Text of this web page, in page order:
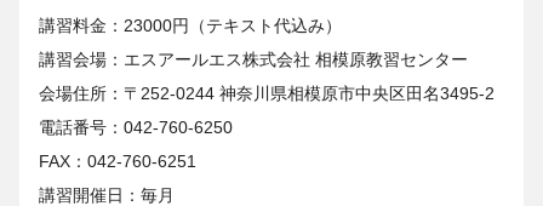
講習料金：23000円（テキスト代込み）
講習会場：エスアールエス株式会社 相模原教習センター
会場住所：〒252-0244 神奈川県相模原市中央区田名3495-2
電話番号：042-760-6250
FAX：042-760-6251
講習開催日：毎月